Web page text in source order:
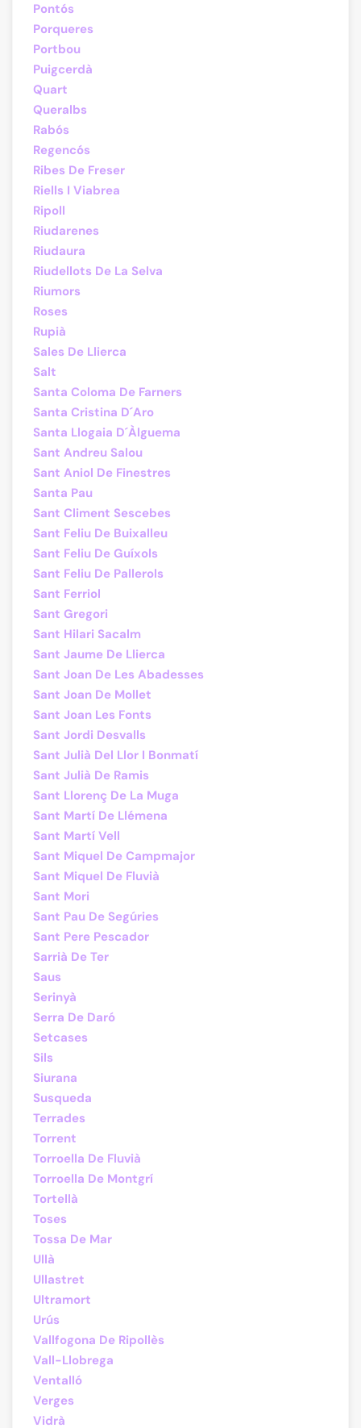
Pontós
Porqueres
Portbou
Puigcerdà
Quart
Queralbs
Rabós
Regencós
Ribes De Freser
Riells I Viabrea
Ripoll
Riudarenes
Riudaura
Riudellots De La Selva
Riumors
Roses
Rupià
Sales De Llierca
Salt
Santa Coloma De Farners
Santa Cristina D´Aro
Santa Llogaia D´Àlguema
Sant Andreu Salou
Sant Aniol De Finestres
Santa Pau
Sant Climent Sescebes
Sant Feliu De Buixalleu
Sant Feliu De Guíxols
Sant Feliu De Pallerols
Sant Ferriol
Sant Gregori
Sant Hilari Sacalm
Sant Jaume De Llierca
Sant Joan De Les Abadesses
Sant Joan De Mollet
Sant Joan Les Fonts
Sant Jordi Desvalls
Sant Julià Del Llor I Bonmatí
Sant Julià De Ramis
Sant Llorenç De La Muga
Sant Martí De Llémena
Sant Martí Vell
Sant Miquel De Campmajor
Sant Miquel De Fluvià
Sant Mori
Sant Pau De Segúries
Sant Pere Pescador
Sarrià De Ter
Saus
Serinyà
Serra De Daró
Setcases
Sils
Siurana
Susqueda
Terrades
Torrent
Torroella De Fluvià
Torroella De Montgrí
Tortellà
Toses
Tossa De Mar
Ullà
Ullastret
Ultramort
Urús
Vallfogona De Ripollès
Vall-Llobrega
Ventalló
Verges
Vidrà